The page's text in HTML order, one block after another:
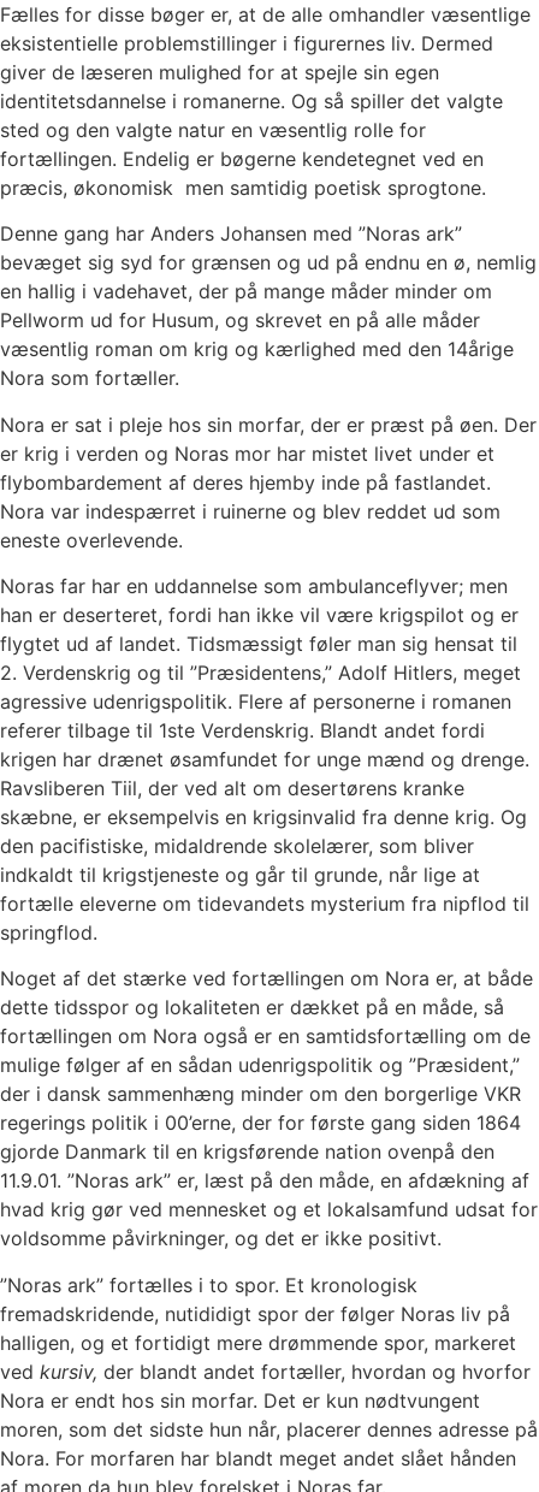
Fælles for disse bøger er, at de alle omhandler væsentlige
eksistentielle problemstillinger i figurernes liv. Dermed
giver de læseren mulighed for at spejle sin egen
identitetsdannelse i romanerne. Og så spiller det valgte
sted og den valgte natur en væsentlig rolle for
fortællingen. Endelig er bøgerne kendetegnet ved en
præcis, økonomisk men samtidig poetisk sprogtone.
Denne gang har Anders Johansen med ”Noras ark”
bevæget sig syd for grænsen og ud på endnu en ø, nemlig
en hallig i vadehavet, der på mange måder minder om
Pellworm ud for Husum, og skrevet en på alle måder
væsentlig roman om krig og kærlighed med den 14årige
Nora som fortæller.
Nora er sat i pleje hos sin morfar, der er præst på øen. Der
er krig i verden og Noras mor har mistet livet under et
flybombardement af deres hjemby inde på fastlandet.
Nora var indespærret i ruinerne og blev reddet ud som
eneste overlevende.
Noras far har en uddannelse som ambulanceflyver; men
han er deserteret, fordi han ikke vil være krigspilot og er
flygtet ud af landet. Tidsmæssigt føler man sig hensat til
2. Verdenskrig og til ”Præsidentens,” Adolf Hitlers, meget
agressive udenrigspolitik. Flere af personerne i romanen
referer tilbage til 1ste Verdenskrig. Blandt andet fordi
krigen har drænet øsamfundet for unge mænd og drenge.
Ravsliberen Tiil, der ved alt om desertørens kranke
skæbne, er eksempelvis en krigsinvalid fra denne krig. Og
den pacifistiske, midaldrende skolelærer, som bliver
indkaldt til krigstjeneste og går til grunde, når lige at
fortælle eleverne om tidevandets mysterium fra nipflod til
springflod.
Noget af det stærke ved fortællingen om Nora er, at både
dette tidsspor og lokaliteten er dækket på en måde, så
fortællingen om Nora også er en samtidsfortælling om de
mulige følger af en sådan udenrigspolitik og ”Præsident,”
der i dansk sammenhæng minder om den borgerlige VKR
regerings politik i 00’erne, der for første gang siden 1864
gjorde Danmark til en krigsførende nation ovenpå den
11.9.01. ”Noras ark” er, læst på den måde, en afdækning af
hvad krig gør ved mennesket og et lokalsamfund udsat for
voldsomme påvirkninger, og det er ikke positivt.
”Noras ark” fortælles i to spor. Et kronologisk
fremadskridende, nutididigt spor der følger Noras liv på
halligen, og et fortidigt mere drømmende spor, markeret
ved kursiv, der blandt andet fortæller, hvordan og hvorfor
Nora er endt hos sin morfar. Det er kun nødtvungent
moren, som det sidste hun når, placerer dennes adresse på
Nora. For morfaren har blandt meget andet slået hånden
af moren da hun blev forelsket i Noras far.